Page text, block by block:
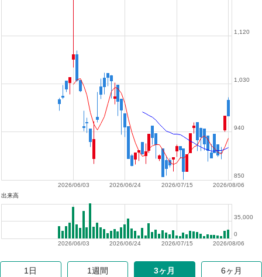
2026/08/06
2026/07/15
2026/06/24
2026/06/03
850
940
1,030
1,120
出来高
2026/08/06
2026/07/15
2026/06/24
2026/06/03
0
35,000
1日 1週間 3ヶ月 6ヶ月